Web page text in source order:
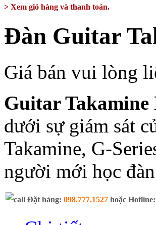
> Xem giỏ hàng và thanh toán.
Đàn Guitar
Giá bán vui lòng
Guitar Takamine
dưới sự giám sát
Takamine, G-
người mới học
Đặt hàng: 098.777.1527 hoặc Hotline: